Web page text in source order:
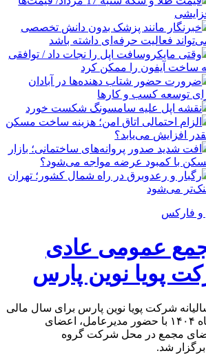
خبرنگار مانند پزشک بدون دانش تخصصی
فعالیت حرفه‌ای داشته باشد
وقتی مایکروسافت اپل را نجات داد / توافقی
ساخت آیفون را ممکن کرد
ضرورت حضور شتاب ‌دهنده‌ها در آبادان
توسعه کسب‌ و کارها
نقشه اپل علیه سامسونگ شکست خورد
الزام احتمالی اتاق امن؛ هزینه ساخت مسکن
افزایش می‌یابد؟
افت شدید صدور پروانه‌های ساختمانی؛ بازار
با کمبود عرضه مواجه می‌شود؟
رگبار و رعدوبرق در راه شمال کشور؛ تهران
می‌شود
فارکس
عمومی عادی
پویا نوین پارس
شرکت پویا نوین پارس برای سال مالی
منتهی به ۳۱ شهریورماه ۱۴۰۴ با حضور مدیرعامل، اعضای
مجمع در محل شرکت گروه
شد.